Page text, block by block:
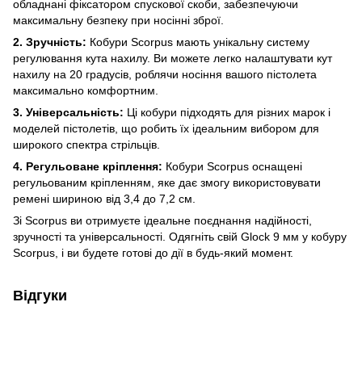
обладнані фіксатором спускової скоби, забезпечуючи
максимальну безпеку при носінні зброї.
2. Зручність: Кобури Scorpus мають унікальну систему
регулювання кута нахилу. Ви можете легко налаштувати кут
нахилу на 20 градусів, роблячи носіння вашого пістолета
максимально комфортним.
3. Універсальність: Ці кобури підходять для різних марок і
моделей пістолетів, що робить їх ідеальним вибором для
широкого спектра стрільців.
4. Регульоване кріплення: Кобури Scorpus оснащені
регульованим кріпленням, яке дає змогу використовувати
ремені шириною від 3,4 до 7,2 см.
Зі Scorpus ви отримуєте ідеальне поєднання надійності,
зручності та універсальності. Одягніть свій Glock 9 мм у кобуру
Scorpus, і ви будете готові до дії в будь-який момент.
Відгуки